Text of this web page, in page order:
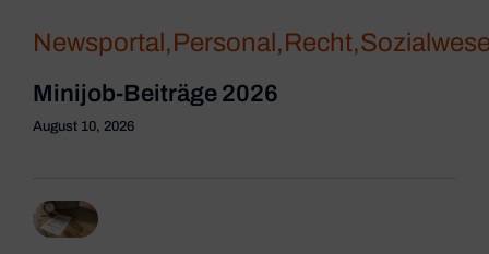
Newsportal,Personal,Recht,
Minijob-Beiträge 2026
August 10, 2026